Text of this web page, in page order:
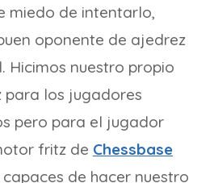
miedo de intentarlo,
oponente de ajedrez
Hicimos nuestro propio
los jugadores
pero para el jugador
fritz de Chessbase
de hacer nuestro